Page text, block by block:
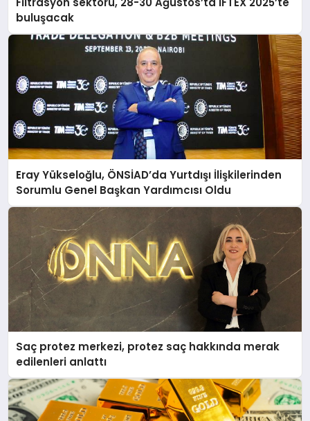
buluşacak
Eray Yükseloğlu, ÖNSİAD’da Yurtdışı İlişkilerinden
Sorumlu Genel Başkan Yardımcısı Oldu
Saç protez merkezi, protez saç hakkında merak
edilenleri anlattı